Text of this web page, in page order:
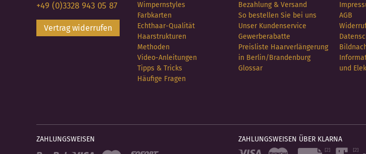
+49 (0)3328 943 05 87
Vertrag widerrufen
Wimpernstyles
Farbkarten
Echthaar-Qualität
Haarstrukturen
Methoden
Video-Anleitungen
Tipps & Tricks
Häufige Fragen
Bezahlung & Versand
So bestellen Sie bei uns
Unser Kundenservice
Gewerberabatte
Preisliste Haarverlängerung
in Berlin/Brandenburg
Glossar
AGB
und
ZAHLUNGSWEISEN
ZAHLUNGSWEISEN ÜBER KLARNA